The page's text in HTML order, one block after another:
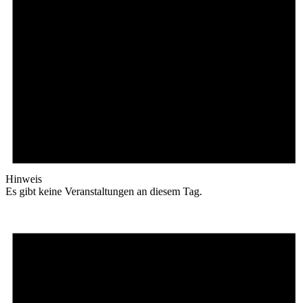
Hinweis
Es gibt keine Veranstaltungen an diesem Tag.